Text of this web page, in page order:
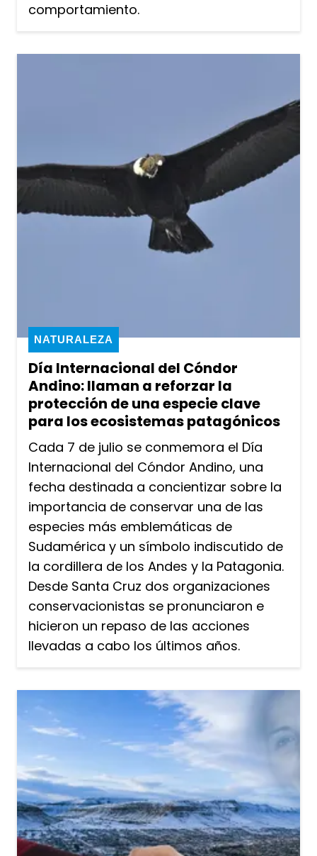
comportamiento.
Día Internacional del Cóndor
Andino: llaman a reforzar la
protección de una especie clave
para los ecosistemas patagónicos
NATURALEZA
Cada 7 de julio se conmemora el Día
Internacional del Cóndor Andino, una
fecha destinada a concientizar sobre la
importancia de conservar una de las
especies más emblemáticas de
Sudamérica y un símbolo indiscutido de
la cordillera de los Andes y la Patagonia.
Desde Santa Cruz dos organizaciones
conservacionistas se pronunciaron e
hicieron un repaso de las acciones
llevadas a cabo los últimos años.